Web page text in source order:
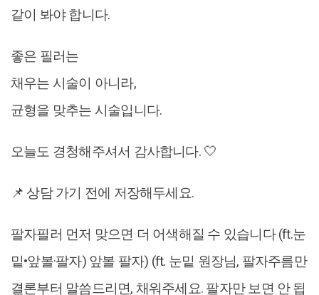
같이 봐야 합니다.
좋은 필러는
채우는 시술이 아니라,
균형을 맞추는 시술입니다.
오늘도 경청해주셔서 감사합니다. 🤍
📌 상담 가기 전에 저장해두세요.
팔자필러 먼저 맞으면 더 어색해질 수 있습니다 (ft.눈
밑•앞볼·팔자) 앞볼 팔자) (ft. 눈밑 원장님, 팔자주름만
결론부터 말씀드리면, 채워주세요. 팔자만 보면 안 됩